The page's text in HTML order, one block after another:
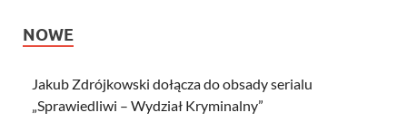
NOWE
Jakub Zdrójkowski dołącza do obsady serialu
„Sprawiedliwi – Wydział Kryminalny”